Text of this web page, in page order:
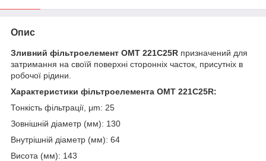
Опис
Зливний фільтроелемент OMT 221C25R призначений для
затримання на своїй поверхні сторонніх часток, присутніх в
робочої рідини.
Характеристики фільтроелемента OMT 221C25R:
Тонкість фільтрації, μm: 25
Зовнішній діаметр (мм): 130
Внутрішній діаметр (мм): 64
Висота (мм): 143